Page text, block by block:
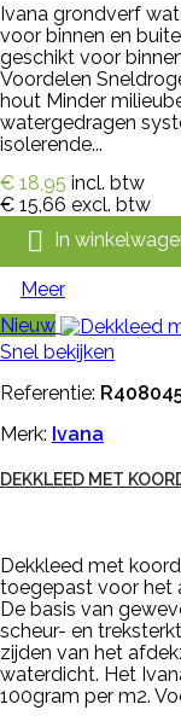
Ivana grondverf
voor binnen en
geschikt voor
Voordelen
hout Minder
watergedragen
isolerende...
€ 18,95 incl. btw
€ 15,66 excl. btw
 In
Meer
Nieuw
Snel bekijken
Referentie:
Merk: Ivana
DEKKLEED MET
Dekkleed met
toegepast voor het
De basis van
scheur- en
zijden van het
waterdicht. Het
100gram per m2.